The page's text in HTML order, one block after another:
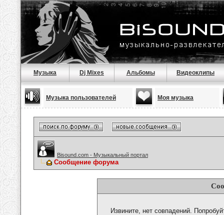
Музыка Dj Mixes Альбомы Видеоклипы
Музыка пользователей Моя музыка
Bisound.com - Музыкальный портал
Сообщение форума
Извините, нет совпадений.